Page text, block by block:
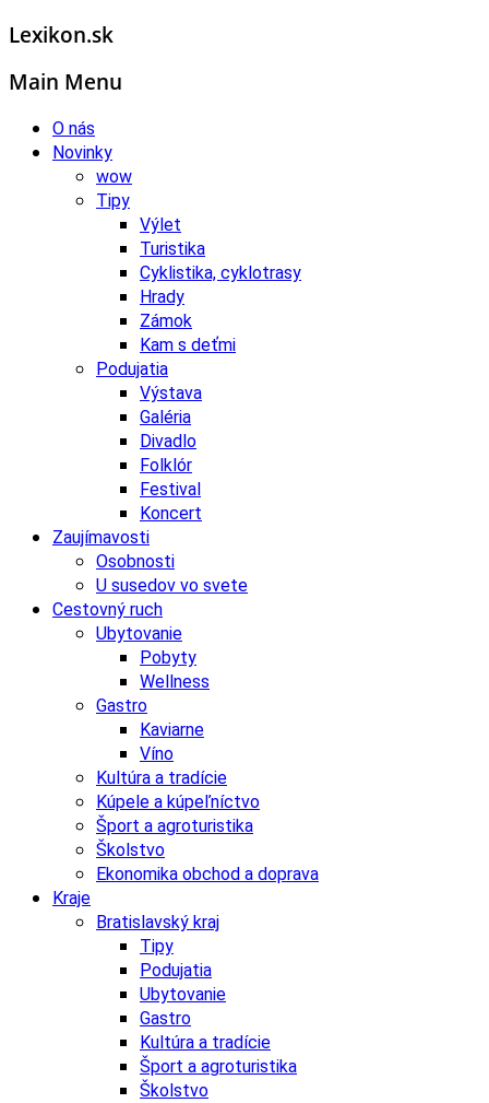
Lexikon.sk
Main Menu
O nás
Novinky
wow
Tipy
Výlet
Turistika
Cyklistika, cyklotrasy
Hrady
Zámok
Kam s deťmi
Podujatia
Výstava
Galéria
Divadlo
Folklór
Festival
Koncert
Zaujímavosti
Osobnosti
U susedov vo svete
Cestovný ruch
Ubytovanie
Pobyty
Wellness
Gastro
Kaviarne
Víno
Kultúra a tradície
Kúpele a kúpeľníctvo
Šport a agroturistika
Školstvo
Ekonomika obchod a doprava
Kraje
Bratislavský kraj
Tipy
Podujatia
Ubytovanie
Gastro
Kultúra a tradície
Šport a agroturistika
Školstvo